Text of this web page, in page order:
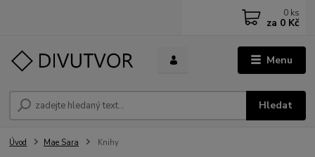
Menu
Hledat
0 ks
za 0 Kč
Úvod Mae Sara Knihy